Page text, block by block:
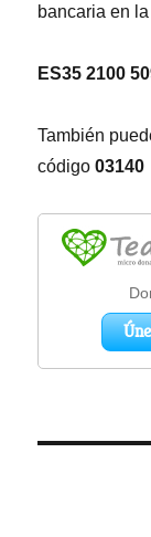
bancaria en
ES35 2100
También
código 03140